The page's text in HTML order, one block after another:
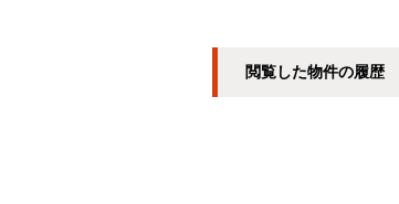
閲覧した物件の履歴